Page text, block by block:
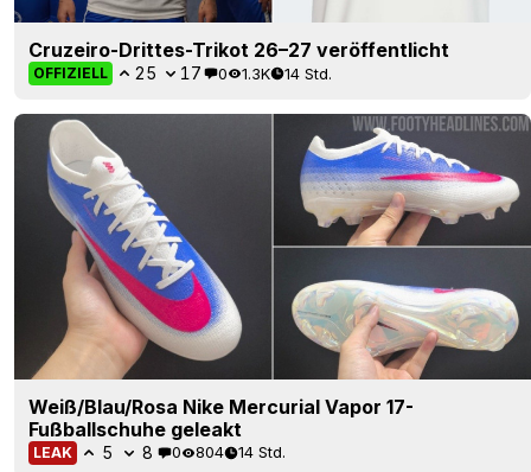
Cruzeiro-Drittes-Trikot 26–27 veröffentlicht
OFFIZIELL 25 17 0 1.3K 14 Std.
Weiß/Blau/Rosa Nike Mercurial Vapor 17-
Fußballschuhe geleakt
LEAK 5 8 0 804 14 Std.